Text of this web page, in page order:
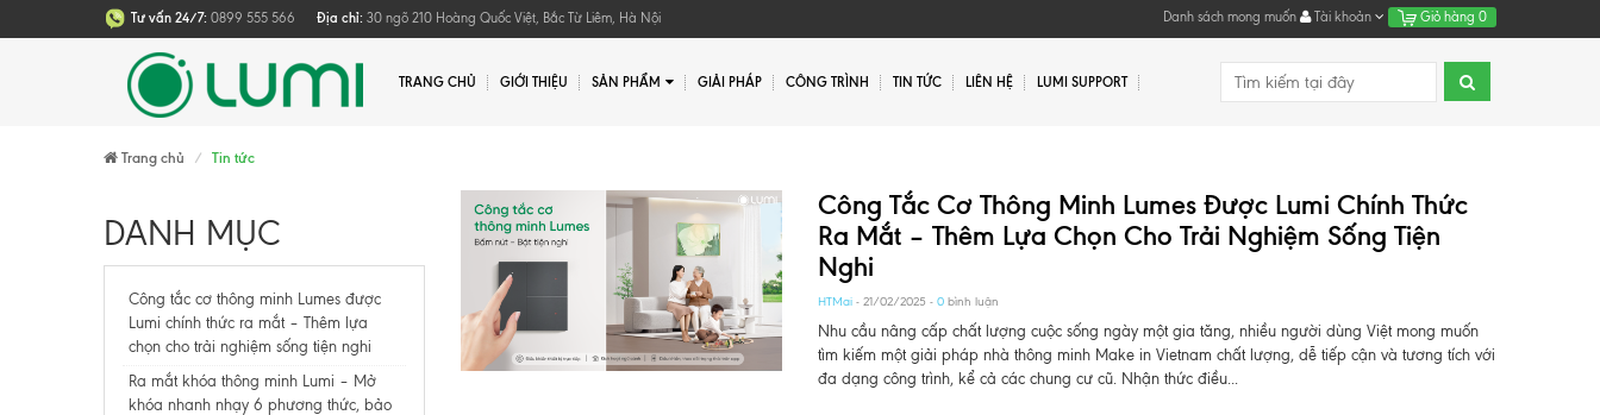
Tư vấn 24/7: 0899 555 566 Địa chỉ: 30 ngõ 210 Hoàng Quốc Việt, Bắc Từ Liêm, Hà Nội Danh sách mong muốn Tài khoản Giỏ hàng 0
TRANG CHỦ GIỚI THIỆU SẢN PHẨM GIẢI PHÁP CÔNG TRÌNH TIN TỨC LIÊN HỆ LUMI SUPPORT
Trang chủ Tin tức
DANH MỤC
Công tắc cơ thông minh Lumes được
Lumi chính thức ra mắt – Thêm lựa
chọn cho trải nghiệm sống tiện nghi
Ra mắt khóa thông minh Lumi – Mở
khóa nhanh nhạy 6 phương thức, bảo
Công Tắc Cơ Thông Minh Lumes Được Lumi Chính Thức
Ra Mắt – Thêm Lựa Chọn Cho Trải Nghiệm Sống Tiện
Nghi
HTMai- 21/02/2025 - 0bình luận
Nhu cầu nâng cấp chất lượng cuộc sống ngày một gia tăng, nhiều người dùng Việt mong muốn
tìm kiếm một giải pháp nhà thông minh Make in Vietnam chất lượng, dễ tiếp cận và tương tích với
đa dạng công trình, kể cả các chung cư cũ. Nhận thức điều...